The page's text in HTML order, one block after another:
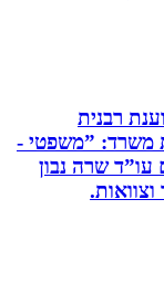
רבנית
”משפטי -
שרה נבון